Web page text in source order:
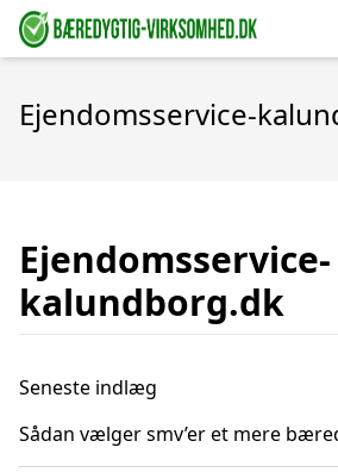
Ejendomsservice-
Ejendomsservice-
kalundborg.dk
Seneste indlæg
Sådan vælger smv’er et mere